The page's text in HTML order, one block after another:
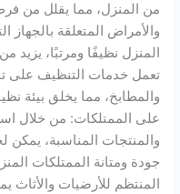
من المنزل، مما يقلل من فرص
والأمراض المتعلقة بالجهاز
المنزل نظيفًا ومرتبًا، يزيد
تعمل خدمات التنظيف على
والمطابخ، مما يخلق بيئة
على الممتلكات: من خلال
والمنتجات المناسبة، يمكن
جودة ومتانة الممتلكات
المنتظم للأرضيات والأثاث